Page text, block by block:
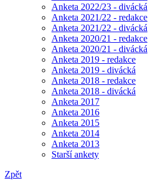
Anketa 2022/23 - divácká
Anketa 2021/22 - redakce
Anketa 2021/22 - divácká
Anketa 2020/21 - redakce
Anketa 2020/21 - divácká
Anketa 2019 - redakce
Anketa 2019 - divácká
Anketa 2018 - redakce
Anketa 2018 - divácká
Anketa 2017
Anketa 2016
Anketa 2015
Anketa 2014
Anketa 2013
Starší ankety
Zpět